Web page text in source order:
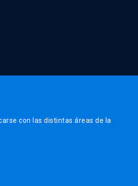
con las distintas áreas de la